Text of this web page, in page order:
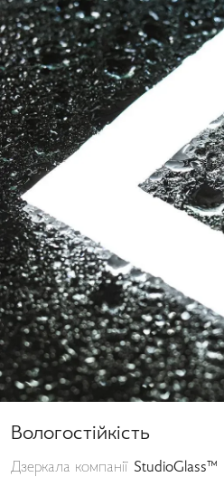
Вологостійкість
Дзеркала компанії StudioGlass™